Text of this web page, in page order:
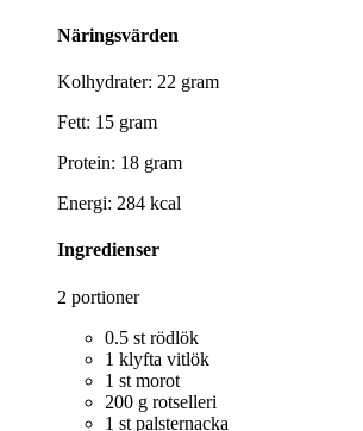
Näringsvärden
Kolhydrater: 22 gram
Fett: 15 gram
Protein: 18 gram
Energi: 284 kcal
Ingredienser
2 portioner
0.5 st rödlök
1 klyfta vitlök
1 st morot
200 g rotselleri
1 st palsternacka